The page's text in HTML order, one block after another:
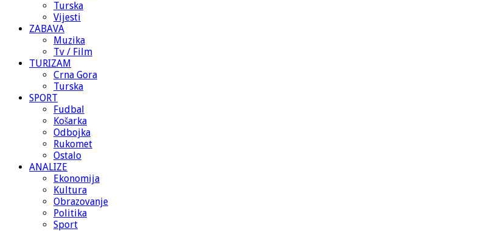
Turska
Vijesti
ZABAVA
Muzika
Tv / Film
TURIZAM
Crna Gora
Turska
SPORT
Fudbal
Košarka
Odbojka
Rukomet
Ostalo
ANALIZE
Ekonomija
Kultura
Obrazovanje
Politika
Sport